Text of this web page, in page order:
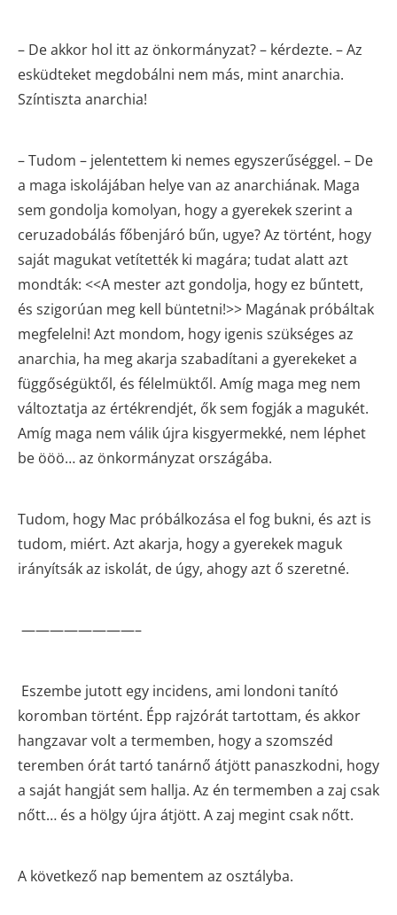
– De akkor hol itt az önkormányzat? – kérdezte. – Az
esküdteket megdobálni nem más, mint anarchia.
Színtiszta anarchia!
– Tudom – jelentettem ki nemes egyszerűséggel. – De
a maga iskolájában helye van az anarchiának. Maga
sem gondolja komolyan, hogy a gyerekek szerint a
ceruzadobálás főbenjáró bűn, ugye? Az történt, hogy
saját magukat vetítették ki magára; tudat alatt azt
mondták: <<A mester azt gondolja, hogy ez bűntett,
és szigorúan meg kell büntetni!>> Magának próbáltak
megfelelni! Azt mondom, hogy igenis szükséges az
anarchia, ha meg akarja szabadítani a gyerekeket a
függőségüktől, és félelmüktől. Amíg maga meg nem
változtatja az értékrendjét, ők sem fogják a magukét.
Amíg maga nem válik újra kisgyermekké, nem léphet
be ööö… az önkormányzat országába.
Tudom, hogy Mac próbálkozása el fog bukni, és azt is
tudom, miért. Azt akarja, hogy a gyerekek maguk
irányítsák az iskolát, de úgy, ahogy azt ő szeretné.
————————–
Eszembe jutott egy incidens, ami londoni tanító
koromban történt. Épp rajzórát tartottam, és akkor
hangzavar volt a termemben, hogy a szomszéd
teremben órát tartó tanárnő átjött panaszkodni, hogy
a saját hangját sem hallja. Az én termemben a zaj csak
nőtt… és a hölgy újra átjött. A zaj megint csak nőtt.
A következő nap bementem az osztályba.